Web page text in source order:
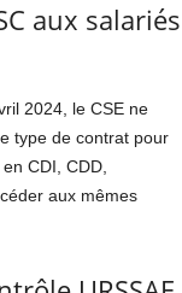
aux salariés
2024, le CSE ne
type de contrat pour
CDI, CDD,
aux mêmes